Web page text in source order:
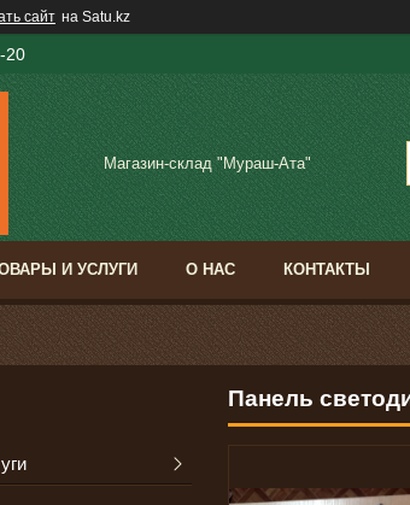
сайт на Satu.kz
20
Магазин-склад "Мураш-Ата"
И УСЛУГИ О НАС КОНТАКТЫ
Панель